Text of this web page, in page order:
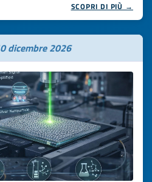
SCOPRI DI PIÙ →
dicembre 2026